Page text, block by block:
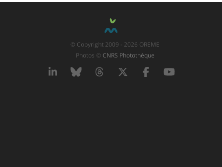
© Copyright 2009 - 2026 OREME
Photos © CNRS Photothèque